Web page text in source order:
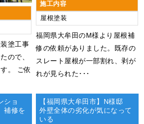
塗工事
ので、
。 ご依
施工内容
屋根塗装
​​福岡県大牟田のM様より屋根補
修の依頼がありました。既存の
スレート屋根が一部割れ、剥が
れが見られた･･･
ショ
修を
【福岡県大牟田市】N様邸
外壁全体の劣化が気になって
いる